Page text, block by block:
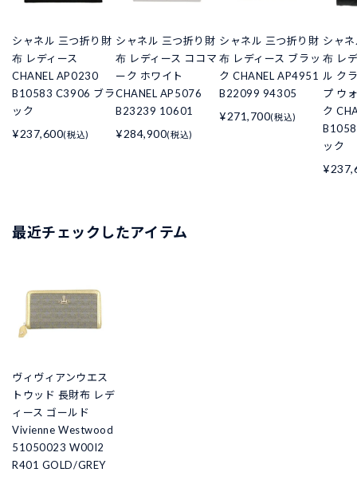
シャネル 三つ折り財
布 レディース
CHANEL AP0230
B10583 C3906 ブラ
ック
¥237,600(税込)
シャネル 三つ折り財
布 レディース ココマ
ーク ホワイト
CHANEL AP5076
B23239 10601
¥284,900(税込)
シャネル 三つ折り財
布 レディース ブラッ
ク CHANEL AP4951
B22099 94305
¥271,700(税込)
シャ
布 レ
ル ク
プ ウ
ク
ック
最近チェックしたアイテム
ヴィヴィアンウエス
トウッド 長財布 レデ
ィース ゴールド
Vivienne Westwood
51050023 W00I2
R401 GOLD/GREY